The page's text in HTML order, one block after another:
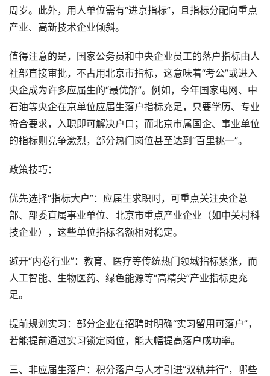
周岁。此外，用人单位需有“进京指标”，且指标分配向重点
产业、高新技术企业倾斜。
值得注意的是，国家公务员和中央企业员工的落户指标由人
社部直接审批，不占用北京市指标，这意味着“考公”或进入
央企成为许多应届生的“最优解”。例如，今年国家电网、中
石油等央企在京单位应届生落户指标充足，只要学历、专业
符合要求，入职即可解决户口；而北京市属国企、事业单位
的指标则竞争激烈，部分热门岗位甚至达到“百里挑一”。
政策技巧：
优先选择“指标大户”：应届生求职时，可重点关注央企总
部、部委直属事业单位、北京市重点产业企业（如中关村科
技企业），这些单位指标名额相对稳定。
避开“内卷行业”：教育、医疗等传统热门领域指标紧张，而
人工智能、生物医药、绿色能源等“高精尖”产业指标更充
足。
提前规划实习：部分企业在招聘时明确“实习留用可落户”，
若能提前通过实习锁定岗位，能大幅提高落户成功率。
三、非应届生落户：积分落户与人才引进“双轨并行”，哪些